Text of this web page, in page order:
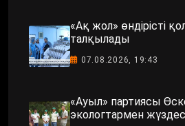
«Ақ жол» өндірісті
талқылады
07.08.2026, 19:43
«Ауыл» партиясы
экологтармен